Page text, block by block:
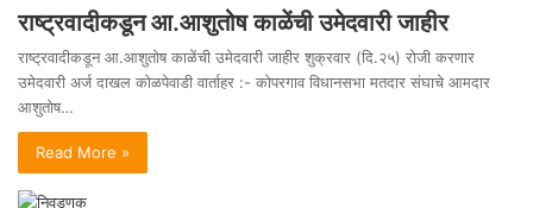
राष्ट्रवादीकडून आ.आशुतोष काळेंची उमेदवारी जाहीर
राष्ट्रवादीकडून आ.आशुतोष काळेंची उमेदवारी जाहीर शुक्रवार (दि.२५) रोजी करणार
उमेदवारी अर्ज दाखल कोळपेवाडी वार्ताहर :- कोपरगाव विधानसभा मतदार संघाचे आमदार
आशुतोष…
Read More »